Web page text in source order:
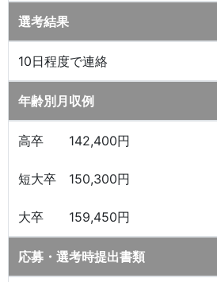
選考結果
10日程度で連絡
年齢別月収例
高卒 142,400円
短大卒 150,300円
大卒 159,450円
応募・選考時提出書類